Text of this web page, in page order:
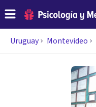
Uruguay Montevideo